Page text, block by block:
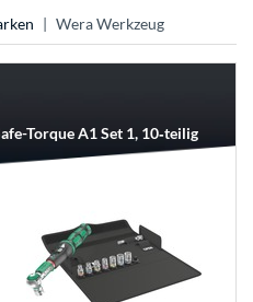
Wera Werkzeug
Torque A1 Set 1, 10‑teilig